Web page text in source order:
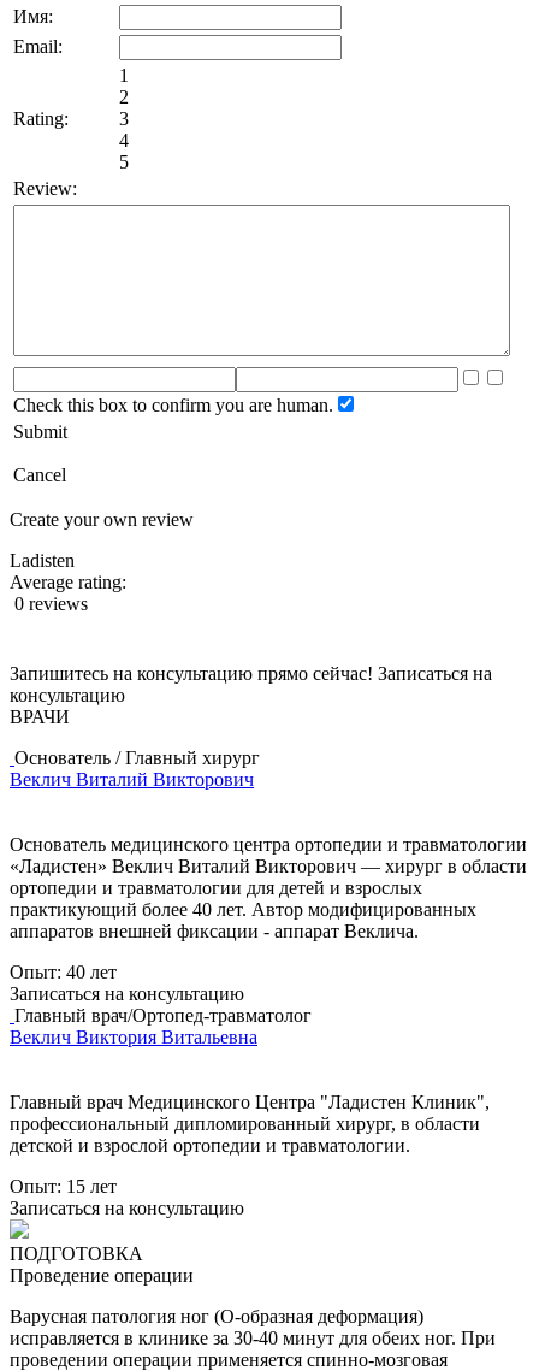
Имя:
Email:
Rating:
1
2
3
4
5
Review:
Check this box to confirm you are human.
Submit
Cancel
Create your own review
Ladisten
Average rating:
0 reviews
Запишитесь на консультацию прямо сейчас! Записаться на
консультацию
ВРАЧИ
Основатель / Главный хирург
Веклич Виталий Викторович
Основатель медицинского центра ортопедии и травматологии
«Ладистен» Веклич Виталий Викторович — хирург в области
ортопедии и травматологии для детей и взрослых
практикующий более 40 лет. Автор модифицированных
аппаратов внешней фиксации - аппарат Веклича.
Опыт: 40 лет
Записаться на консультацию
Главный врач/Ортопед-травматолог
Веклич Виктория Витальевна
Главный врач Медицинского Центра "Ладистен Клиник",
профессиональный дипломированный хирург, в области
детской и взрослой ортопедии и травматологии.
Опыт: 15 лет
Записаться на консультацию
ПОДГОТОВКА
Проведение операции
Варусная патология ног (О-образная деформация)
исправляется в клинике за 30-40 минут для обеих ног. При
проведении операции применяется спинно-мозговая